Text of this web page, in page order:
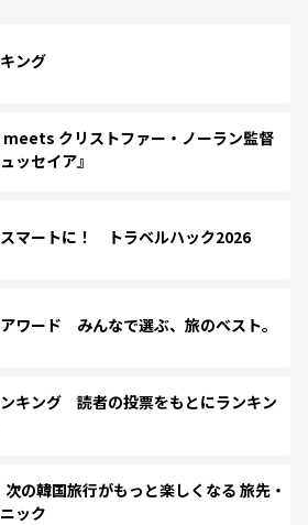
ング
meets クリストファー・ノーラン監督
ッセイア』
マートに！ トラベルハック2026
ワード みんなで選ぶ、旅のベスト。
キング 読者の投票をもとにランキン
の韓国旅行がもっと楽しくなる 旅先・
ック